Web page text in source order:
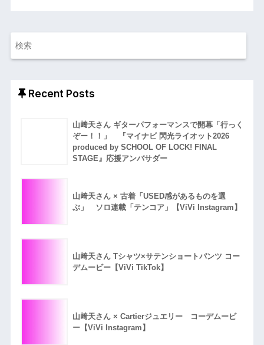
Recent Posts
山﨑天さん ギターパフォーマンスで開幕「行っく
ぞー！！」 『マイナビ 閃光ライオット2026
produced by SCHOOL OF LOCK! FINAL
STAGE』応援アンバサダー
山﨑天さん × 古着「USED感があるものを選
ぶ」 ソロ連載「テンコア」【ViVi Instagram】
山﨑天さん Tシャツ×サテンショートパンツ コー
デムービー【ViVi TikTok】
山﨑天さん × Cartierジュエリー コーデムービ
ー【ViVi Instagram】